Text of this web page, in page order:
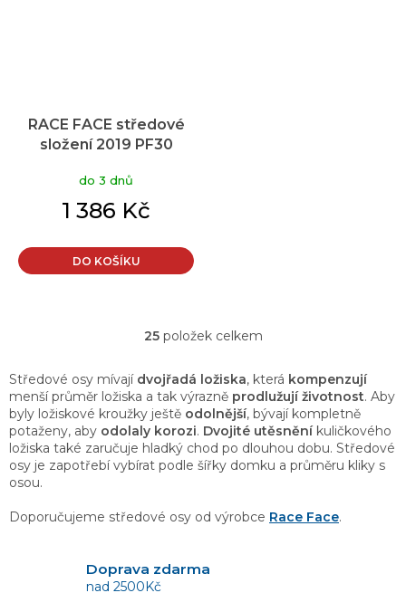
RACE FACE středové
složení 2019 PF30
do 3 dnů
1 386 Kč
DO KOŠÍKU
O
l
á
d
a
c
í
v
v
25položek celkem
Středové osy mívají dvojřadá ložiska, která kompenzují
menší průměr ložiska a tak výrazně prodlužují životnost. Aby
byly ložiskové kroužky ještě odolnější, bývají kompletně
potaženy, aby odolaly korozi. Dvojité utěsněníkuličkového
ložiska také zaručuje hladký chod po dlouhou dobu. Středové
osy je zapotřebí vybírat podle šířky domku a průměru kliky s
osou.
Doporučujeme středové osy od výrobce Race Face.
Doprava zdarma
nad 2500Kč